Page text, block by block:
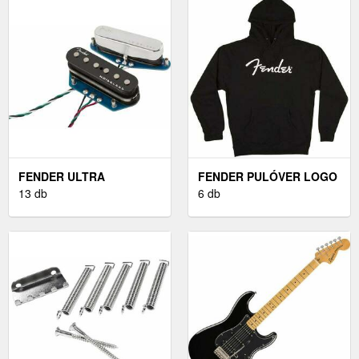
FENDER ULTRA
NOISELESS TELE
13 db
FENDER PULÓVER LOGO
BLACK M
6 db